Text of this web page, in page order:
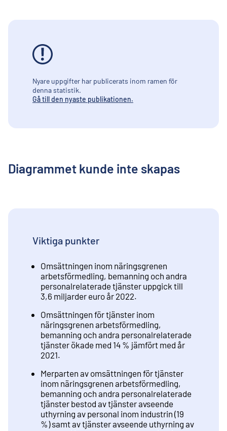
Nyare uppgifter har publicerats inom ramen för
denna statistik.
Gå till den nyaste publikationen.
Diagrammet kunde inte skapas
Viktiga punkter
Omsättningen inom näringsgrenen
arbetsförmedling, bemanning och andra
personalrelaterade tjänster uppgick till
3,6 miljarder euro år 2022.
Omsättningen för tjänster inom
näringsgrenen arbetsförmedling,
bemanning och andra personalrelaterade
tjänster ökade med 14 % jämfört med år
2021.
Merparten av omsättningen för tjänster
inom näringsgrenen arbetsförmedling,
bemanning och andra personalrelaterade
tjänster bestod av tjänster avseende
uthyrning av personal inom industrin (19
%) samt av tjänster avseende uthyrning av